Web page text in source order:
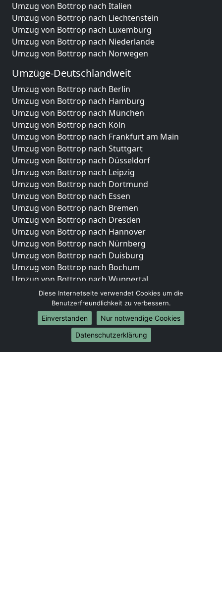
Umzug von Bottrop nach Italien
Umzug von Bottrop nach Liechtenstein
Umzug von Bottrop nach Luxemburg
Umzug von Bottrop nach Niederlande
Umzug von Bottrop nach Norwegen
Umzüge-Deutschlandweit
Umzug von Bottrop nach Berlin
Umzug von Bottrop nach Hamburg
Umzug von Bottrop nach München
Umzug von Bottrop nach Köln
Umzug von Bottrop nach Frankfurt am Main
Umzug von Bottrop nach Stuttgart
Umzug von Bottrop nach Düsseldorf
Umzug von Bottrop nach Leipzig
Umzug von Bottrop nach Dortmund
Umzug von Bottrop nach Essen
Umzug von Bottrop nach Bremen
Umzug von Bottrop nach Dresden
Umzug von Bottrop nach Hannover
Umzug von Bottrop nach Nürnberg
Umzug von Bottrop nach Duisburg
Umzug von Bottrop nach Bochum
Umzug von Bottrop nach Wuppertal
Umzug von Bottrop nach Bielefeld
Umzug von Bottrop nach Bonn
Umzug von Bottrop nach Münster
Internationale-Umzüge
Umzug von Bottrop nach Brasilien
Diese Internetseite verwendet Cookies um die
Benutzerfreundlichkeit zu verbessern.
Einverstanden
Nur notwendige Cookies
Datenschutzerklärung